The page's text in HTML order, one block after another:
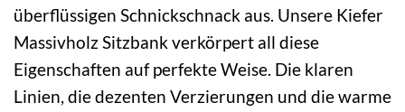
überflüssigen Schnickschnack aus. Unsere Kiefer
Massivholz Sitzbank verkörpert all diese
Eigenschaften auf perfekte Weise. Die klaren
Linien, die dezenten Verzierungen und die warme